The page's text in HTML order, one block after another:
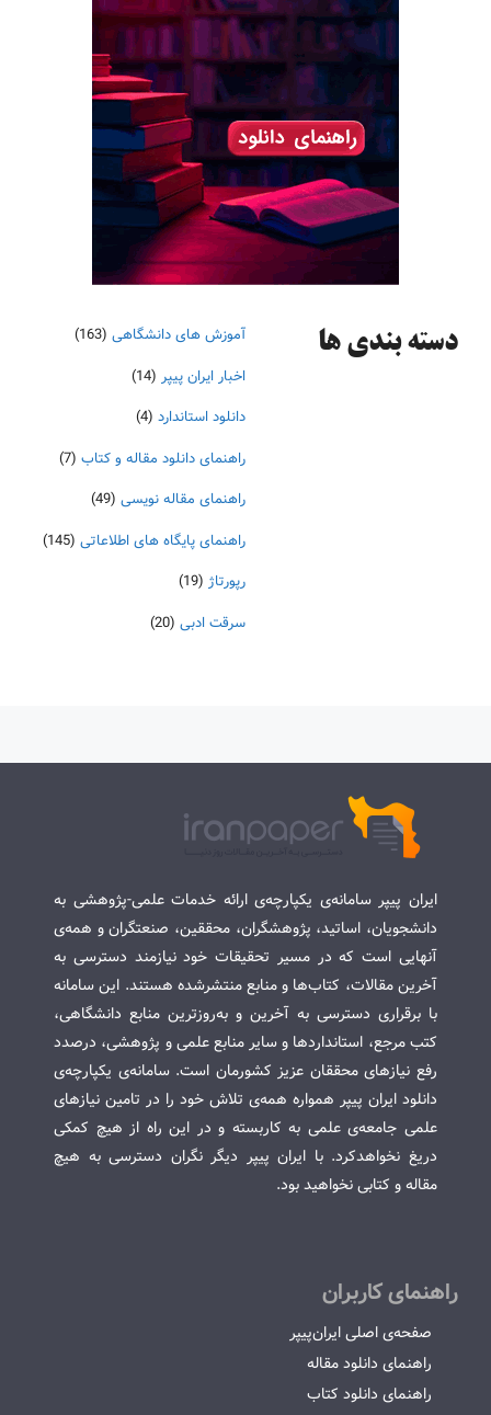
دسته‌ بندی ها آموزش های دانشگاهی (163)
اخبار ایران پیپر (14)
دانلود استاندارد (4)
راهنمای دانلود مقاله و کتاب (7)
راهنمای مقاله نویسی (49)
راهنمای پایگاه های اطلاعاتی (145)
رپورتاژ (19)
سرقت ادبی (20)
ایران پیپر سامانه‌ی یکپارچه‌ی ارائه خدمات علمی-پژوهشی به
دانشجویان، اساتید، پژوهشگران، محققین، صنعتگران و همه‌ی
آنهایی است که در مسیر تحقیقات خود نیازمند دسترسی به
آخرین مقالات، کتاب‌ها و منابع منتشرشده هستند. این سامانه
با برقراری دسترسی به آخرین و به‌روزترین منابع دانشگاهی،
کتب مرجع، استانداردها و سایر منابع علمی و پژوهشی، درصدد
رفع نیازهای محققان عزیز کشورمان است. سامانه‌ی یکپارچه‌ی
دانلود ایران پیپر همواره همه‌ی تلاش خود را در تامین نیازهای
علمی جامعه‌ی علمی به کاربسته و در این راه از هیچ کمکی
دریغ نخواهدکرد. با ایران پیپر دیگر نگران دسترسی به هیچ
مقاله و کتابی نخواهید بود.
راهنمای کاربران
صفحه‌ی اصلی ایران‌پیپر
راهنمای دانلود مقاله
راهنمای دانلود کتاب